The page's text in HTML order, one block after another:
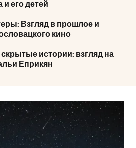
и его детей
Взгляд в прошлое и
кино
истории: взгляд на
Еприкян